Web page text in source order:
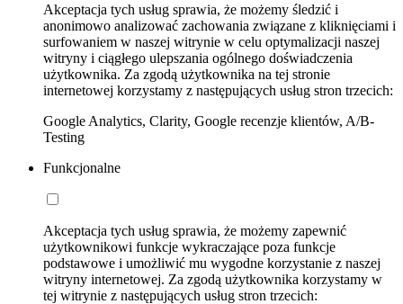
Akceptacja tych usług sprawia, że możemy śledzić i
anonimowo analizować zachowania związane z kliknięciami i
surfowaniem w naszej witrynie w celu optymalizacji naszej
witryny i ciągłego ulepszania ogólnego doświadczenia
użytkownika. Za zgodą użytkownika na tej stronie
internetowej korzystamy z następujących usług stron trzecich:
Google Analytics, Clarity, Google recenzje klientów, A/B-
Testing
Funkcjonalne
Akceptacja tych usług sprawia, że możemy zapewnić
użytkownikowi funkcje wykraczające poza funkcje
podstawowe i umożliwić mu wygodne korzystanie z naszej
witryny internetowej. Za zgodą użytkownika korzystamy w
tej witrynie z następujących usług stron trzecich: